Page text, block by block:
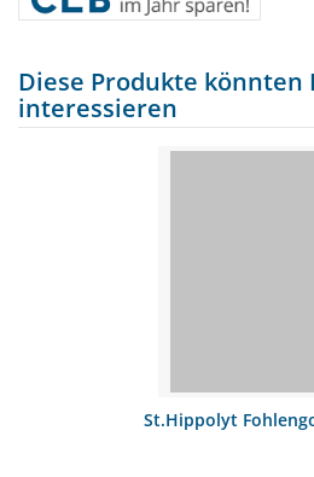
Diese Produkte könnten
interessieren
St.Hippolyt